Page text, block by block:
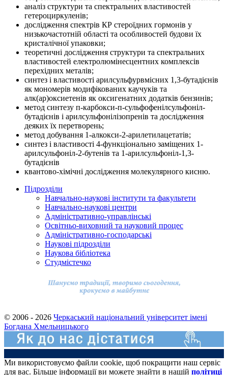
аналіз структури та спектральних властивостей
гетероциркуленів;
дослідження спектрів КР стероїдних гормонів у
низькочастотній області та особливостей будови їх
кристалічної упаковки;
теоретичні дослідження структури та спектральних
властивостей електролюмінесцентних комплексів
перехідних металів;
синтез і властивості арилсульфурвмісних 1,3-бутадієнів
як мономерів модифікованих каучуків та
алк(ар)оксиетенів як оксигенатних додатків бензинів;
метод синтезу п-карбокси-п-сульфофенілсульфоніл-
бутадієнів і арилсульфонілізопренів та дослідження
деяких їх перетворень;
метод добування 1-алкокси-2-арилетилацетатів;
синтез і властивості 4-функціонально заміщених 1-
арилсульфоніл-2-бутенів та 1-арилсульфоніл-1,3-
бутадієнів
квантово-хімічні дослідження молекулярного кисню.
Підрозділи
Навчально-наукові інститути та факультети
Навчально-наукові центри
Адміністративно-управлінські
Освітньо-виховний та науковий процес
Адміністративно-господарські
Наукові підрозділи
Наукова бібліотека
Студмістечко
© 2006 - 2026 Черкаський національний університет імені
Богдана Хмельницького
Ми використовуємо файли cookie, щоб покращити наш сервіс
для вас. Більше інформації ви можете знайти в нашій політиці